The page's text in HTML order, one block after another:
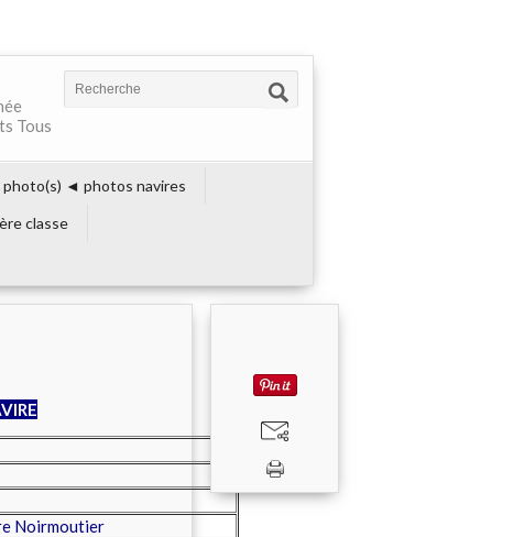
Tous
photo(s) ◄ photos navires
classe
Noirmoutier